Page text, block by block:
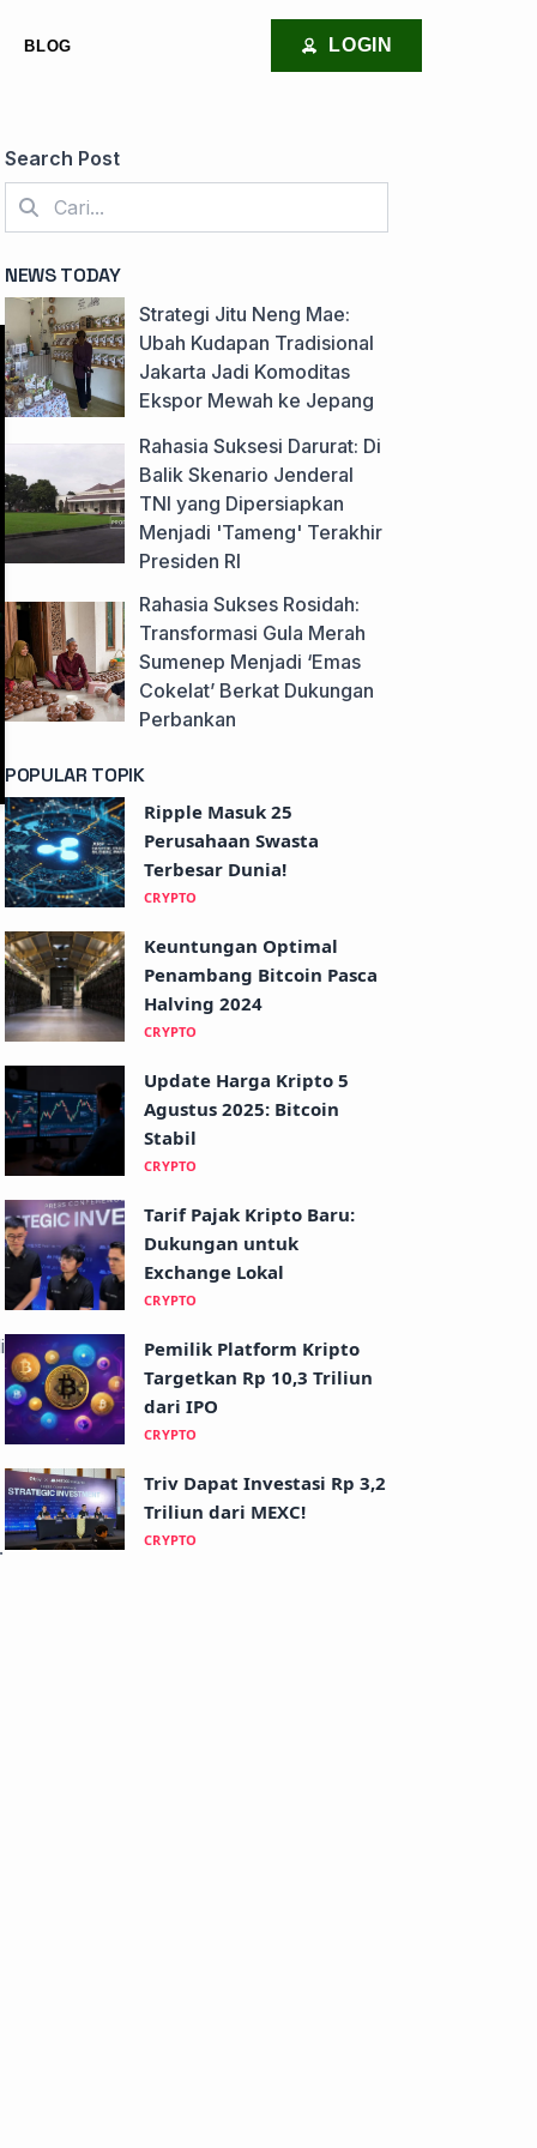
BLOG LOGIN
Search Post
NEWS TODAY
Strategi Jitu Neng Mae:
Ubah Kudapan Tradisional
Jakarta Jadi Komoditas
Ekspor Mewah ke Jepang
Rahasia Suksesi Darurat: Di
Balik Skenario Jenderal
TNI yang Dipersiapkan
Menjadi 'Tameng' Terakhir
Presiden RI
Rahasia Sukses Rosidah:
Transformasi Gula Merah
Sumenep Menjadi ‘Emas
Cokelat’ Berkat Dukungan
Perbankan
POPULAR TOPIK
Ripple Masuk 25
Perusahaan Swasta
Terbesar Dunia!
CRYPTO
Keuntungan Optimal
Penambang Bitcoin Pasca
Halving 2024
CRYPTO
Update Harga Kripto 5
Agustus 2025: Bitcoin
Stabil
CRYPTO
Tarif Pajak Kripto Baru:
Dukungan untuk
Exchange Lokal
CRYPTO
Pemilik Platform Kripto
Targetkan Rp 10,3 Triliun
dari IPO
CRYPTO
Triv Dapat Investasi Rp 3,2
Triliun dari MEXC!
CRYPTO